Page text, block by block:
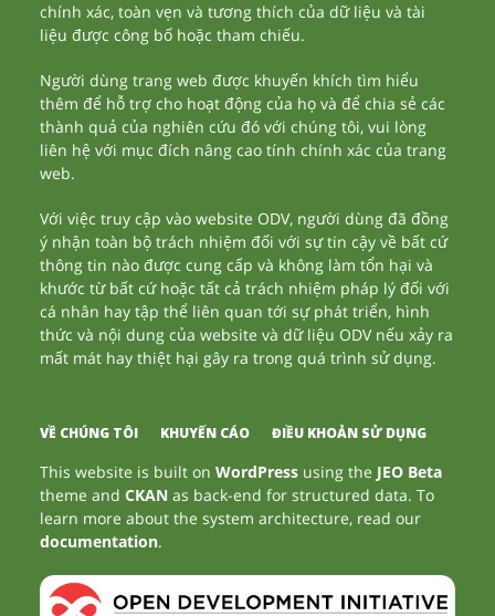
chính xác, toàn vẹn và tương thích của dữ liệu và tài
liệu được công bố hoặc tham chiếu.
Người dùng trang web được khuyến khích tìm hiểu
thêm để hỗ trợ cho hoạt động của họ và để chia sẻ các
thành quả của nghiên cứu đó với chúng tôi, vui lòng
liên hệ với mục đích nâng cao tính chính xác của trang
web.
Với việc truy cập vào website ODV, người dùng đã đồng
ý nhận toàn bộ trách nhiệm đối với sự tin cậy về bất cứ
thông tin nào được cung cấp và không làm tổn hại và
khước từ bất cứ hoặc tất cả trách nhiệm pháp lý đối với
cá nhân hay tập thể liên quan tới sự phát triển, hình
thức và nội dung của website và dữ liệu ODV nếu xảy ra
mất mát hay thiệt hại gây ra trong quá trình sử dụng.
VỀ CHÚNG TÔI KHUYẾN CÁO ĐIỀU KHOẢN SỬ DỤNG
This website is built onWordPress using the JEO Beta
theme andCKAN as back-end for structured data. To
learn more about the system architecture, read our
documentation.